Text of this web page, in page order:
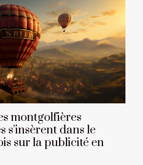
montgolfières
s'insèrent dans le
sur la publicité en